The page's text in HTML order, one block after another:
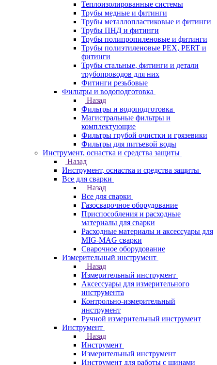
Теплоизолированные системы
Трубы медные и фитинги
Трубы металлопластиковые и фитинги
Трубы ПНД и фитинги
Трубы полипропиленовые и фитинги
Трубы полиэтиленовые PEX, PERT и
фитинги
Трубы стальные, фитинги и детали
трубопроводов для них
Фитинги резьбовые
Фильтры и водоподготовка
Назад
Фильтры и водоподготовка
Магистральные фильтры и
комплектующие
Фильтры грубой очистки и грязевики
Фильтры для питьевой воды
Инструмент, оснастка и средства защиты
Назад
Инструмент, оснастка и средства защиты
Все для сварки
Назад
Все для сварки
Газосварочное оборудование
Приспособления и расходные
материалы для сварки
Расходные материалы и аксессуары для
MIG-MAG сварки
Сварочное оборудование
Измерительный инструмент
Назад
Измерительный инструмент
Аксессуары для измерительного
инструмента
Контрольно-измерительный
инструмент
Ручной измерительный инструмент
Инструмент
Назад
Инструмент
Измерительный инструмент
Инструмент для работы с шинами